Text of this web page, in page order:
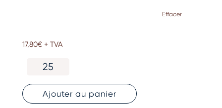
Effacer
17,80€ + TVA
cuisine
Ajouter au panier